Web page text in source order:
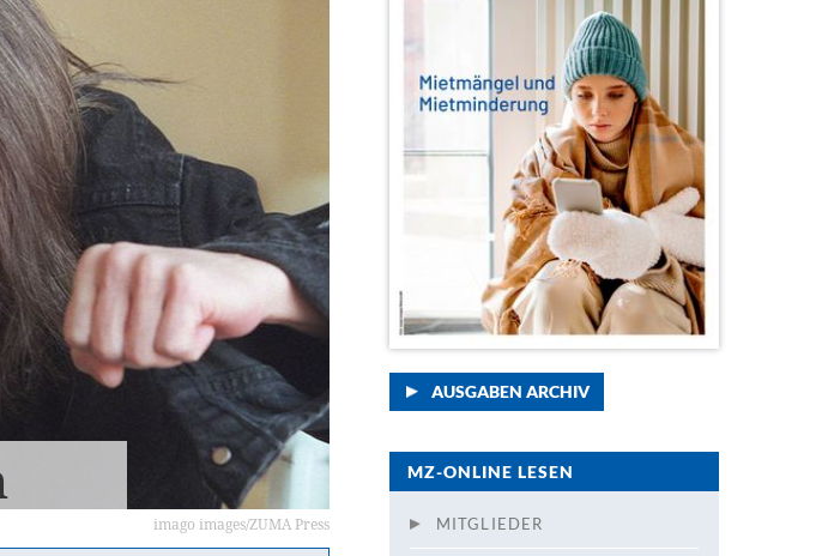
imago images/ZUMA Press
AUSGABEN ARCHIV
MZ-ONLINE LESEN
MITGLIEDER